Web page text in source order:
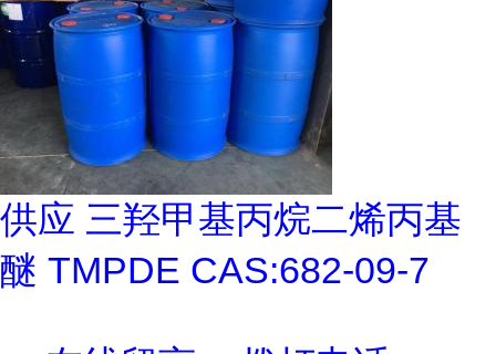
供应 三羟甲基丙烷二烯丙基
醚 TMPDE CAS:682-09-7